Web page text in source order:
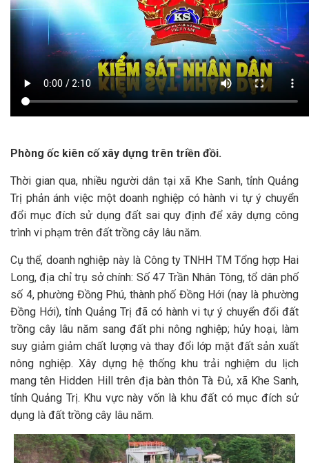
Phòng ốc kiên cố xây dựng trên triền đồi.
Thời gian qua, nhiều người dân tại xã Khe Sanh, tỉnh Quảng
Trị phản ánh việc một doanh nghiệp có hành vi tự ý chuyển
đổi mục đích sử dụng đất sai quy định để xây dựng công
trình vi phạm trên đất trồng cây lâu năm.
Cụ thể, doanh nghiệp này là Công ty TNHH TM Tổng hợp Hai
Long, địa chỉ trụ sở chính: Số 47 Trần Nhân Tông, tổ dân phố
số 4, phường Đồng Phú, thành phố Đồng Hới (nay là phường
Đồng Hới), tỉnh Quảng Trị đã có hành vi tự ý chuyển đổi đất
trồng cây lâu năm sang đất phi nông nghiệp; hủy hoại, làm
suy giảm giảm chất lượng và thay đổi lớp mặt đất sản xuất
nông nghiệp. Xây dựng hệ thống khu trải nghiệm du lịch
mang tên Hidden Hill trên địa bàn thôn Tà Đủ, xã Khe Sanh,
tỉnh Quảng Trị. Khu vực này vốn là khu đất có mục đích sử
dụng là đất trồng cây lâu năm.